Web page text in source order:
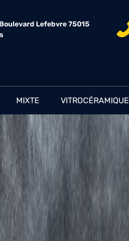
Lefebvre 75015
MIXTE VITROCÉRAMIQUE